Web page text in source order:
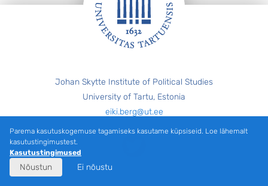
Johan Skytte Institute of Political Studies
University of Tartu, Estonia
eiki.berg@ut.ee
Parema kasutuskogemuse tagamiseks kasutame küpsiseid. Loe lähemalt
kasutustingimustest.
Kasutustingimused
Nõustun Ei nõustu